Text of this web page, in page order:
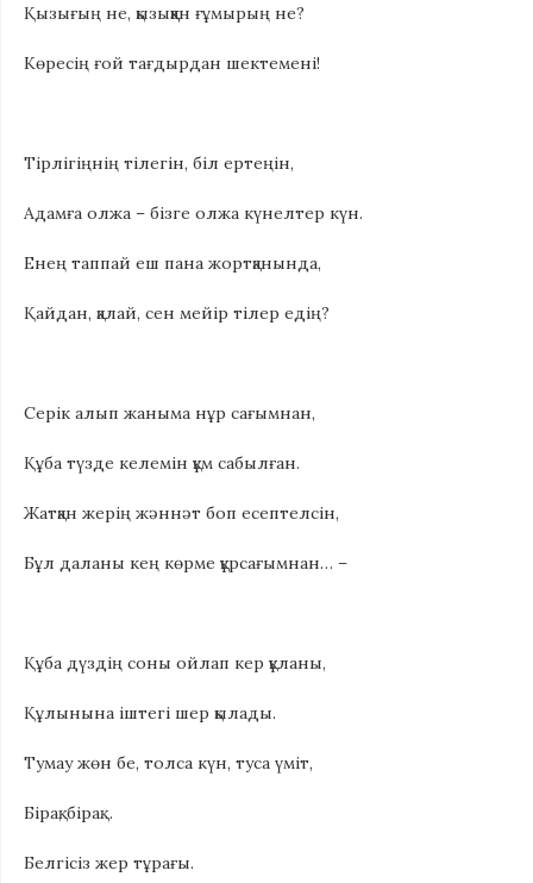
Қызығың не, қызыққан ғұмырың не?
Көресің ғой тағдырдан шектемені!
Тірлігіңнің тілегін, біл ертеңін,
Адамға олжа – бізге олжа күнелтер күн.
Енең таппай еш пана жортқанында,
Қайдан, қалай, сен мейір тілер едің?
Серік алып жаныма нұр сағымнан,
Құба түзде келемін құм сабылған.
Жатқан жерің жәннәт боп есептелсін,
Бұл даланы кең көрме құрсағымнан… –
Құба дүздің соны ойлап кер құланы,
Құлынына іштегі шер қылады.
Тумау жөн бе, толса күн, туса үміт,
Бірақ, бірақ…
Белгісіз жер тұрағы.